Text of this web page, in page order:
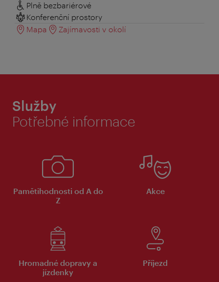
Plně bezbariérové
Konferenční prostory
Mapa
Zajímavosti v okolí
Služby
Potřebné informace
Pamětihodnosti od A do
Z
Akce
Hromadné dopravy a
jízdenky
Příjezd